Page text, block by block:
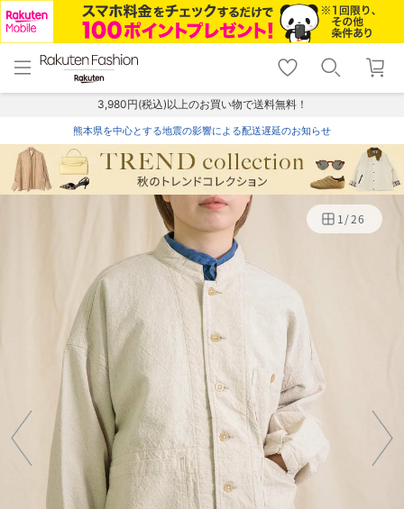
menu home
トップ
shopping_cart lock_outline
ログイン
3,980円(税込)以上のお買い物で送料無料！
熊本県を中心とする地震の影響による配送遅延のお知らせ
1/26